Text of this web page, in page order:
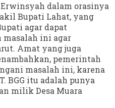
dalam orasinya
Bupati Lahat, yang
agar dapat
masalah ini agar
Amat yang juga
pemerintah
masalah ini, karena
BGG itu adalah punya
milik Desa Muara